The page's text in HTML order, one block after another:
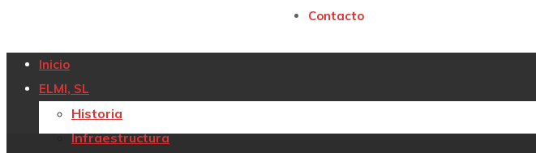
Contacto
Inicio
ELMI, SL
Historia
Infraestructura